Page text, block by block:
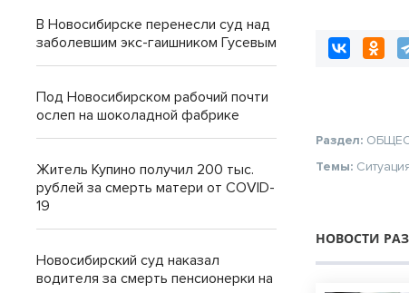
Раздел:
Темы:
НОВОСТИ
В Новосибирске перенесли суд над
заболевшим экс-гаишником Гусевым
Под Новосибирском рабочий почти
ослеп на шоколадной фабрике
Житель Купино получил 200 тыс.
рублей за смерть матери от COVID-
19
Новосибирский суд наказал
водителя за смерть пенсионерки на